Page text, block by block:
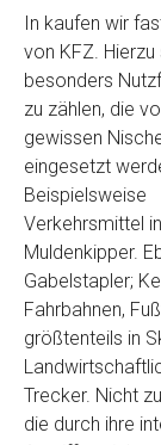
In kaufen wir
von KFZ. Hierzu
besonders
zu zählen, die
gewissen
eingesetzt
Beispielsweise
Verkehrsmittel
Muldenkipper.
Gabelstapler;
Fahrbahnen,
größtenteils in
Trecker. Nicht
die durch ihre